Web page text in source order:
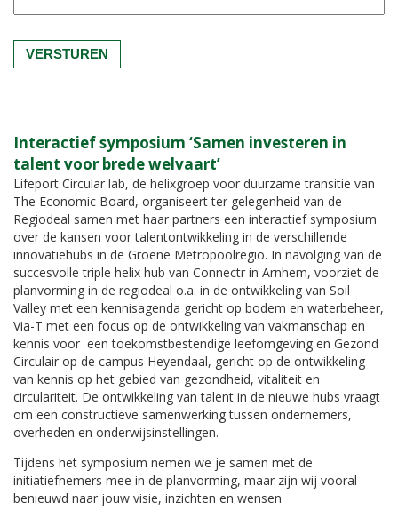
Interactief symposium ‘Samen investeren in
talent voor brede welvaart’
Lifeport Circular lab, de helixgroep voor duurzame transitie van
The Economic Board, organiseert ter gelegenheid van de
Regiodeal samen met haar partners een interactief symposium
over de kansen voor talentontwikkeling in de verschillende
innovatiehubs in de Groene Metropoolregio. In navolging van de
succesvolle triple helix hub van Connectr in Arnhem, voorziet de
planvorming in de regiodeal o.a. in de ontwikkeling van Soil
Valley met een kennisagenda gericht op bodem en waterbeheer,
Via-T met een focus op de ontwikkeling van vakmanschap en
kennis voor een toekomstbestendige leefomgeving en Gezond
Circulair op de campus Heyendaal, gericht op de ontwikkeling
van kennis op het gebied van gezondheid, vitaliteit en
circulariteit. De ontwikkeling van talent in de nieuwe hubs vraagt
om een constructieve samenwerking tussen ondernemers,
overheden en onderwijsinstellingen.
Tijdens het symposium nemen we je samen met de
initiatiefnemers mee in de planvorming, maar zijn wij vooral
benieuwd naar jouw visie, inzichten en wensen